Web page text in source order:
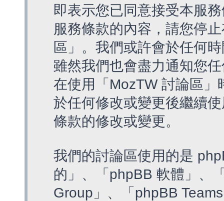
即表示您已同意接受本服
服務條款的內容，請您停
區」。我們或許會於任何
雖然我們也會盡力通知您
在使用「MozTW 討論區
於任何修改或變更後繼續
條款的修改或變更。
我們的討論區使用的是
的」、「phpBB 軟體」、
Group」、「phpBB